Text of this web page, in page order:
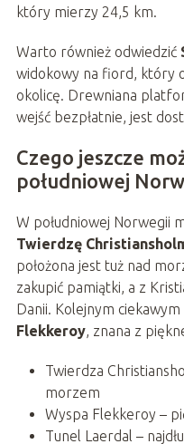
który mierzy 24,5 km.
Warto również odwiedzić
widokowy na fiord, który
okolicę. Drewniana
wejść bezpłatnie, jest
Czego jeszcze
południowej
W południowej Norwegii
Twierdzę
położona jest tuż nad
zakupić pamiątki, a z
Danii. Kolejnym
Flekkeroy, znana z
Twierdza
morzem
Wyspa Flekkeroy –
Tunel Laerdal –